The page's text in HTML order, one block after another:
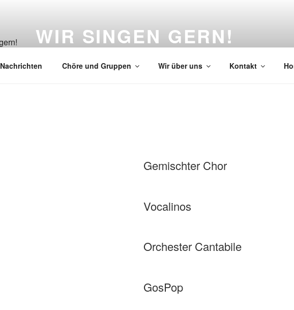
WIR SINGEN GERN!
Nachrichten Chöre und Gruppen Wir über uns Kontakt
Gemischter Chor
Vocalinos
Orchester Cantabile
GosPop